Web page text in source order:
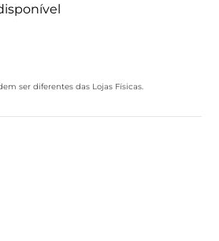
ser diferentes das Lojas Físicas.